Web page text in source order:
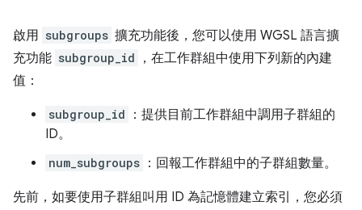
啟用 subgroups 擴充功能後，您可以使用 WGSL 語言擴
充功能 subgroup_id
，在工作群組中使用下列新的內建
值：
subgroup_id
：提供目前工作群組中調用子群組的
ID。
num_subgroups ：回報工作群組中的子群組數量。
先前，如要使用子群組叫用 ID 為記憶體建立索引，您必須